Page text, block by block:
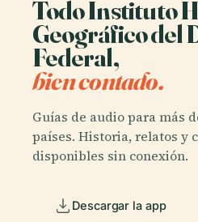
Todo Instituto
Geográfico del
Federal,
bien contado.
Guías de audio para más
países. Historia, relatos y
disponibles sin conexión.
Descargar la app